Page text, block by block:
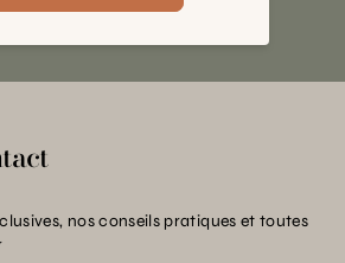
nos conseils pratiques et toutes